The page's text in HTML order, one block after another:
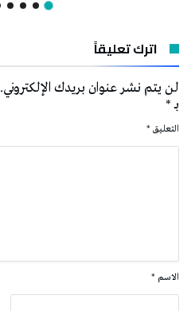
اترك تعليقاً
لن يتم نشر عنوان بريدك الإلكتروني.
بـ*
التعليق *
الاسم *